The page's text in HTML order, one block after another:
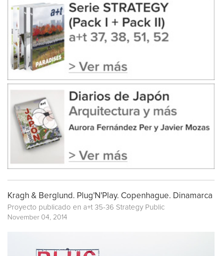
Kragh & Berglund. Plug'N'Play. Copenhague. Dinamarca
Proyecto publicado en a+t 35-36 Strategy Public
November 04, 2014